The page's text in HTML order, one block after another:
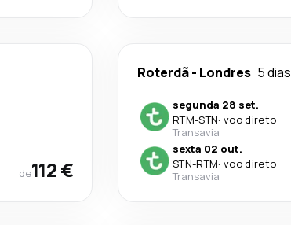
de112 €
Roterdã- Londres 5 dias
segunda 28 set.
RTM-STN· voo direto
Transavia
sexta 02 out.
STN-RTM· voo direto
Transavia